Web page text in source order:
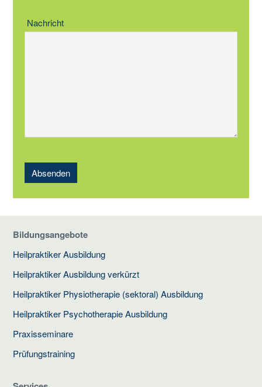
Nachricht
Absenden
Bildungsangebote
Heilpraktiker Ausbildung
Heilpraktiker Ausbildung verkürzt
Heilpraktiker Physiotherapie (sektoral) Ausbildung
Heilpraktiker Psychotherapie Ausbildung
Praxisseminare
Prüfungstraining